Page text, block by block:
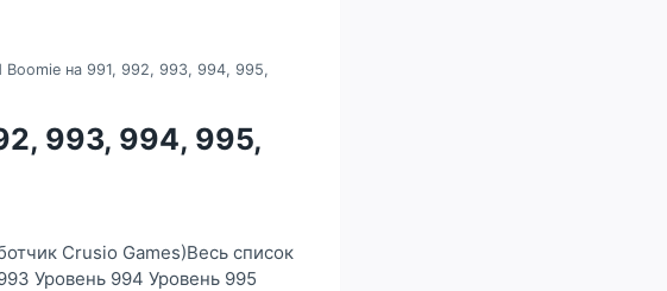
Boomie на 991, 992, 993, 994, 995,
993, 994, 995,
Crusio Games)Весь список
Уровень 994 Уровень 995